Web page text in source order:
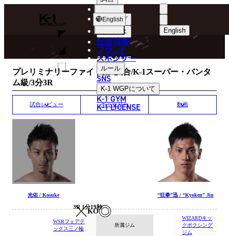
K-
WGP
English
中文（简体）
中文（繁體）
ไทย
ショップ
ニュース
配信情報
ブランド
スポンサー
ルール
SNS
K-1 WGPについて
K-1 GYM
K-1 LICENSE
English
MATCH RESULT
試合結果
プレリミナリーファイト第4試合/K-1スーパー・バンタ
ム級/3分3R
試合レビュー ギャラリー 動画
光佑 / Kosuke
KO
3R 1分19秒
“狂拳”迅 / “Kyoken” Jin
所属ジム
WSRフェアテ
ックス三ノ輪
WIZARDキッ
クボクシング
ジム